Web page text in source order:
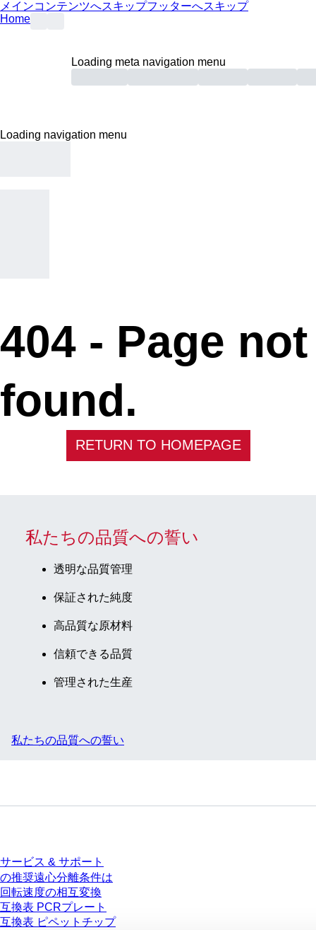
メインコンテンツへスキップフッターへスキップ
Home
Loading meta navigation menu
Loading navigation menu
404 - Page not
found.
RETURN TO HOMEPAGE
私たちの品質への誓い
透明な品質管理
保証された純度
高品質な原材料
信頼できる品質
管理された生産
私たちの品質への誓い
サービス & サポート
の推奨遠心分離条件は
回転速度の相互変換
互換表 PCRプレート
互換表 ピペットチップ